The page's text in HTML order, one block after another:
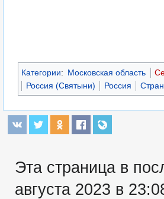
Категории: Московская область
Россия (Святыни)
Россия
Эта страница в
августа 2023 в